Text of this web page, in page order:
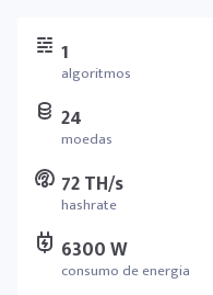
1
algoritmos
24
moedas
72 TH/s
hashrate
6300 W
consumo de energia